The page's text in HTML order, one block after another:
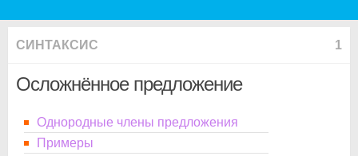
СИНТАКСИС 1
Осложнённое предложение
Однородные члены предложения
Примеры